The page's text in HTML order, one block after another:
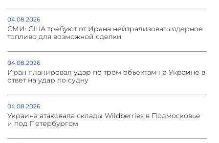
04.08.2026
СМИ: США требуют от Ирана нейтрализовать ядерное
топливо для возможной сделки
04.08.2026
Иран планировал удар по трем объектам на Украине в
ответ на удар по судну
04.08.2026
Украина атаковала склады Wildberries в Подмосковье
и под Петербургом